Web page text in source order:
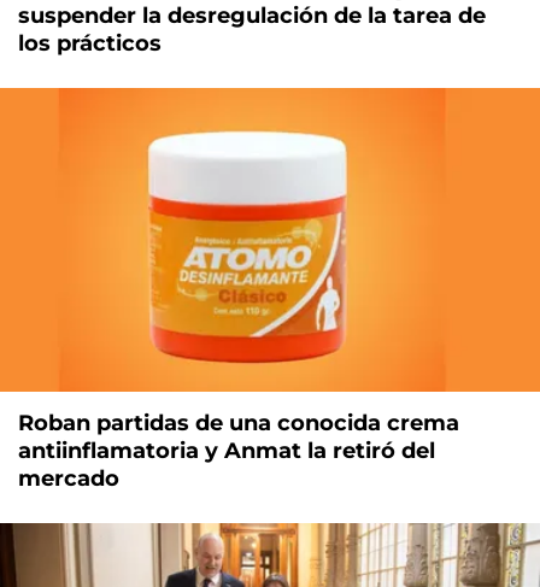
suspender la desregulación de la tarea de
los prácticos
Roban partidas de una conocida crema
antiinflamatoria y Anmat la retiró del
mercado